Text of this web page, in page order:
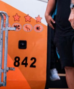
js.src = «//
}(document,
Source link